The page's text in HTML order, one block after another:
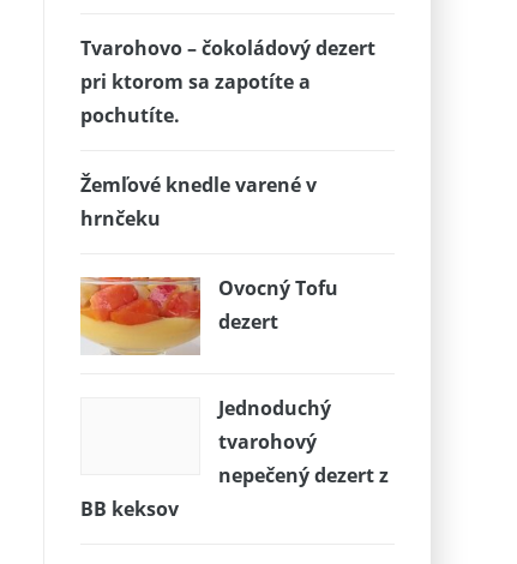
Tvarohovo – čokoládový dezert
pri ktorom sa zapotíte a
pochutíte.
Žemľové knedle varené v
hrnčeku
Ovocný Tofu
dezert
Jednoduchý
tvarohový
nepečený dezert z
BB keksov